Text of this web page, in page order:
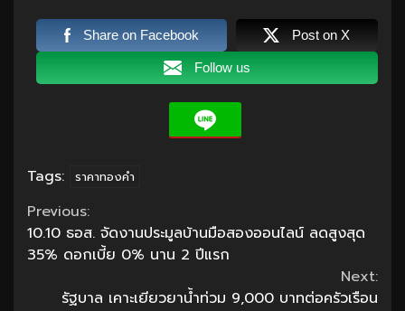
Share on Facebook Post on X
Follow us
Tags: ราคาทองคำ
Continue
Reading
Previous:
10.10 ธอส. จัดงานประมูลบ้านมือสองออนไลน์ ลดสูงสุด
35% ดอกเบี้ย 0% นาน 2 ปีแรก
Next:
รัฐบาล เคาะเยียวยาน้ำท่วม 9,000 บาทต่อครัวเรือน